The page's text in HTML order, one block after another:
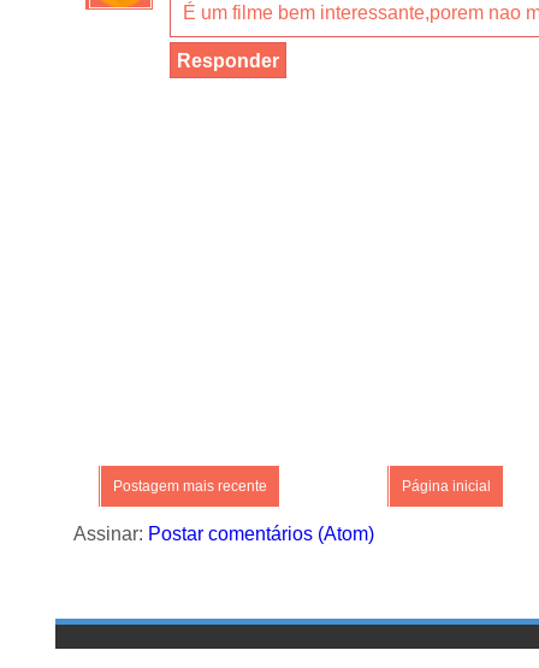
É um filme bem interessante,porem nao
Responder
Postagem mais recente Página inicial
Assinar: Postar comentários (Atom)